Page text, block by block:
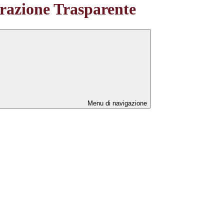
Trasparente
Menu di navigazione